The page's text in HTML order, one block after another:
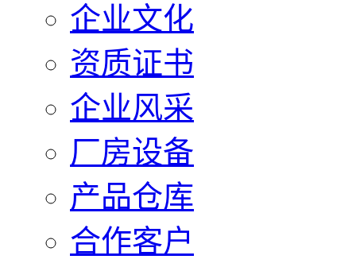
企业文化
资质证书
企业风采
厂房设备
产品仓库
合作客户